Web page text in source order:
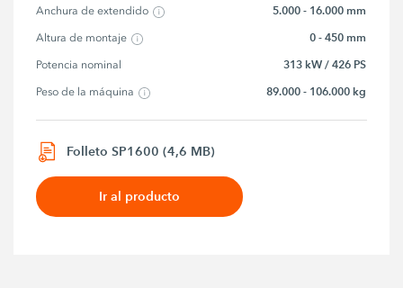
Anchura de extendido 5.000 - 16.000 mm
Altura de montaje 0 - 450 mm
Potencia nominal 313 kW / 426 PS
Peso de la máquina 89.000 - 106.000 kg
Folleto SP1600 (4,6 MB)
Ir al producto